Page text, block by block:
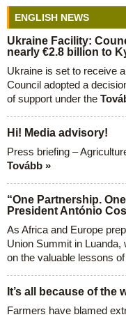
ENGLISH NEWS
Ukraine Facility:
nearly €2.8 billion to
Ukraine is set to receive
Council adopted a
of support under the
Hi! Media advisory!
Press briefing –
Tovább »
“One Partnership.
President António
As Africa and Europe
Union Summit in Luanda,
on the valuable lessons
It’s all because of the
Farmers have blamed